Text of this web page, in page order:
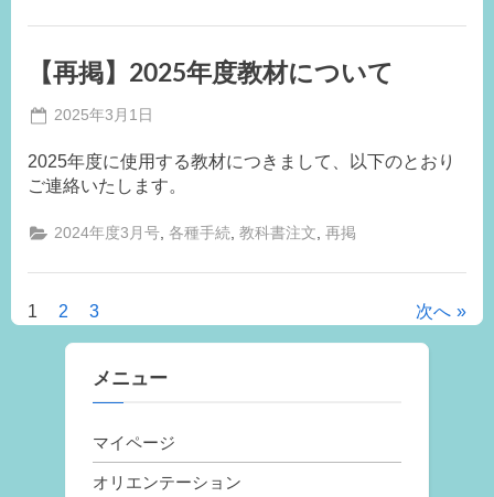
書
手
に
い
【再掲】2025年度教材について
Posted
2025年3月1日
務
局
2025年度に使用する教材につきまして、以下のとおり
ご連絡いたします。
2024年度3月号 各種手続 ,教科書注文 ,再掲
投
1 2 3 次へ
メニュー
マイページ
オリエンテーション